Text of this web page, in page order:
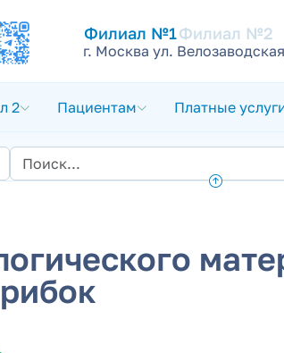
Филиал №1Филиал №2
г. Москва ул.
2 Пациентам Платные